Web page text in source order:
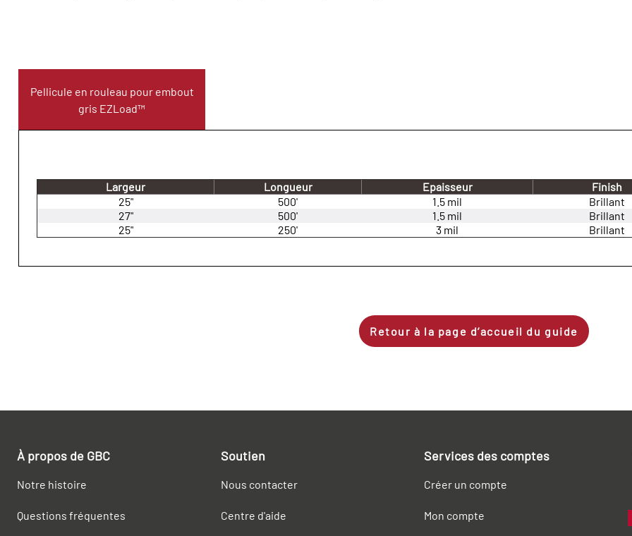
Pellicule en rouleau pour embout
gris EZLoad™
Largeur Longueur Epaisseur Finish
25"
500' 1.5 mil Brillant
27"
500' 1.5 mil Brillant
25"
250' 3 mil Brillant
Retour à la page d’accueil du guide
À propos de GBC
Notre histoire
Questions fréquentes
Soutien
Nous contacter
Centre d'aide
Services des comptes
Créer un compte
Mon compte